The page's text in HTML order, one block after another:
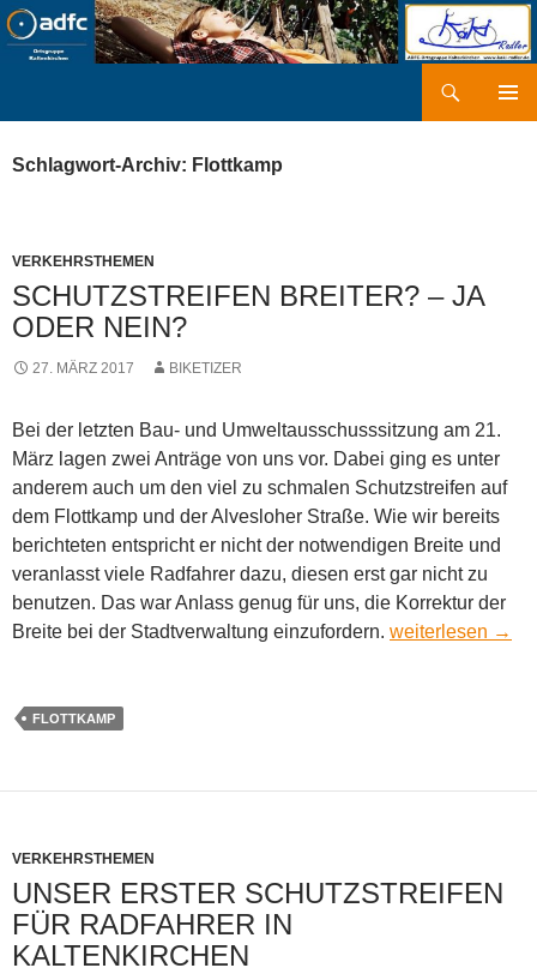
Zum
Inhalt
Schlagwort-Archiv: Flottkamp
VERKEHRSTHEMEN
SCHUTZSTREIFEN BREITER? – JA
ODER NEIN?
27. MÄRZ 2017 BIKETIZER
Bei der letzten Bau- und Umweltausschusssitzung am 21.
März lagen zwei Anträge von uns vor. Dabei ging es unter
anderem auch um den viel zu schmalen Schutzstreifen auf
dem Flottkamp und der Alvesloher Straße. Wie wir bereits
berichteten entspricht er nicht der notwendigen Breite und
veranlasst viele Radfahrer dazu, diesen erst gar nicht zu
benutzen. Das war Anlass genug für uns, die Korrektur der
Breite bei der Stadtverwaltung einzufordern. Schutzstreifen
weiterlesen →
FLOTTKAMP
VERKEHRSTHEMEN
UNSER ERSTER SCHUTZSTREIFEN
FÜR RADFAHRER IN
KALTENKIRCHEN